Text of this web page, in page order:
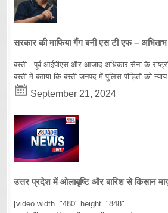
सरकार की माफिया गैंग बनी एस टी एफ –
बस्ती - पूर्व आईपीएस और आजाद अधिकार सेना के
बस्ती में बताया कि बस्ती जनपद में पुलिस पीड़ितों को न्याय
September 21, 2024
उत्तर प्रदेश में ओलाबृष्टि और बारिश से किसान
[video width="480" height="848"